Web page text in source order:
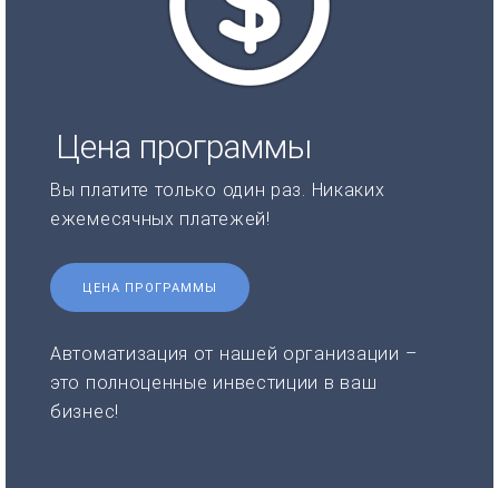
Цена программы
Вы платите только один раз. Никаких
ежемесячных платежей!
ЦЕНА ПРОГРАММЫ
Автоматизация от нашей организации –
это полноценные инвестиции в ваш
бизнес!